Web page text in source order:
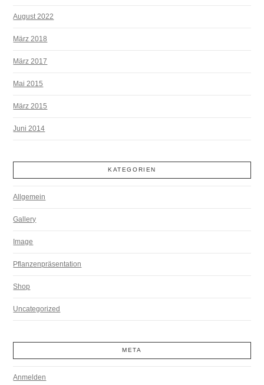
August 2022
März 2018
März 2017
Mai 2015
März 2015
Juni 2014
KATEGORIEN
Allgemein
Gallery
Image
Pflanzenpräsentation
Shop
Uncategorized
META
Anmelden